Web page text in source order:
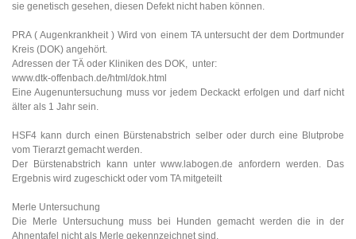
sie genetisch gesehen, diesen Defekt nicht haben können.
PRA ( Augenkrankheit ) Wird von einem TA untersucht der dem Dortmunder
Kreis (DOK) angehört.
Adressen der TÄ oder Kliniken des DOK, unter:
www.dtk-offenbach.de/html/dok.html
Eine Augenuntersuchung muss vor jedem Deckackt erfolgen und darf nicht
älter als 1 Jahr sein.
HSF4 kann durch einen Bürstenabstrich selber oder durch eine Blutprobe
vom Tierarzt gemacht werden.
Der Bürstenabstrich kann unter www.labogen.de anfordern werden. Das
Ergebnis wird zugeschickt oder vom TA mitgeteilt
Merle Untersuchung
Die Merle Untersuchung muss bei Hunden gemacht werden die in der
Ahnentafel nicht als Merle gekennzeichnet sind.